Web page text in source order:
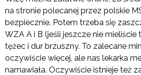
na stronie polecanej przez polskie
bezpiecznie. Potem trzeba się
WZA A i B (jeśli jeszcze nie mieliście
tężec i dur brzuszny. To zalecane
oczywiście więcej, ale nas lekarka
namawiała. Oczywiście istnieje też